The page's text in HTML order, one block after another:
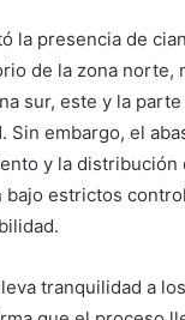
la presencia de
de la zona norte,
sur, este y la
Sin embargo, el
y la distribución
bajo estrictos
tranquilidad a